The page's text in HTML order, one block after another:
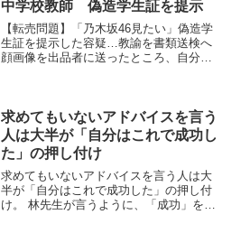
中学校教師 偽造学生証を提示
【転売問題】「乃木坂46見たい」偽造学
生証を提示した容疑…教諭を書類送検へ
顔画像を出品者に送ったところ、自分の
(@livedoornews)...
求めてもいないアドバイスを言う
人は大半が「自分はこれで成功し
た」の押し付け
求めてもいないアドバイスを言う人は大
半が「自分はこれで成功した」の押し付
け。 林先生が言うように、「成功」を押